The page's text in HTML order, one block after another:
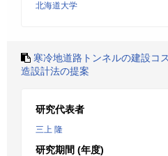
北海道大学
寒冷地道路トンネルの建設コ
造設計法の提案
研究代表者
三上 隆
研究期間 (年度)